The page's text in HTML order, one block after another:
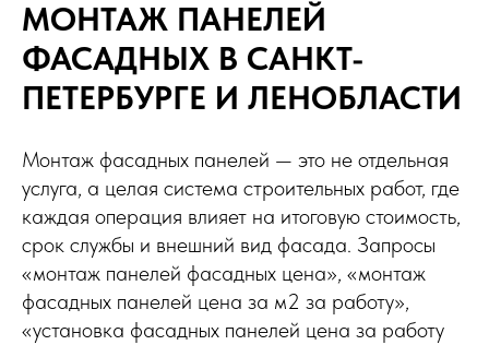
МОНТАЖ ПАНЕЛЕЙ
ФАСАДНЫХ В САНКТ-
ПЕТЕРБУРГЕ И ЛЕНОБЛАСТИ
Монтаж фасадных панелей — это не отдельная
услуга, а целая система строительных работ, где
каждая операция влияет на итоговую стоимость,
срок службы и внешний вид фасада. Запросы
«монтаж панелей фасадных цена», «монтаж
фасадных панелей цена за м2 за работу»,
«установка фасадных панелей цена за работу